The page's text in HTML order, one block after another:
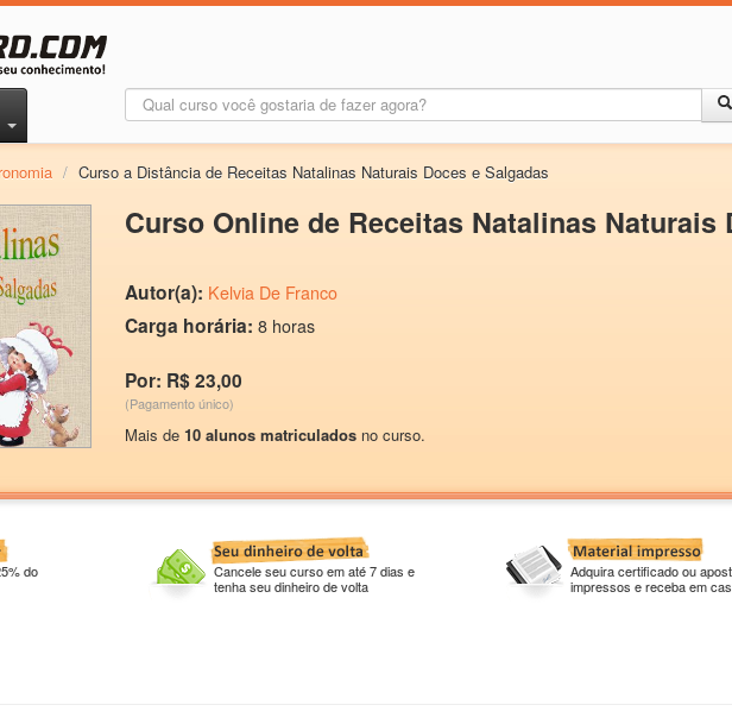
/ Curso a Distância de Receitas Natalinas Naturais Doces e Salgadas
Curso Online de Receitas Natalinas Naturais
Autor(a): Kelvia De Franco
Carga horária: 8 horas
Por: R$ 23,00
(Pagamento único)
Mais de 10 alunos matriculados no curso.
do
Cancele seu curso em até 7 dias e
tenha seu dinheiro de volta
Adquira certificado ou
impressos e receba em